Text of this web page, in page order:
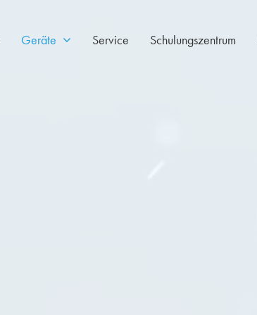
Geräte Service Schulungszentrum